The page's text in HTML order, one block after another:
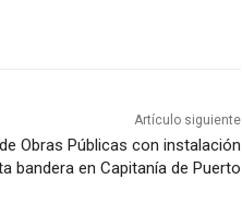
Artículo siguiente
Obras Públicas con instalación
bandera en Capitanía de Puerto